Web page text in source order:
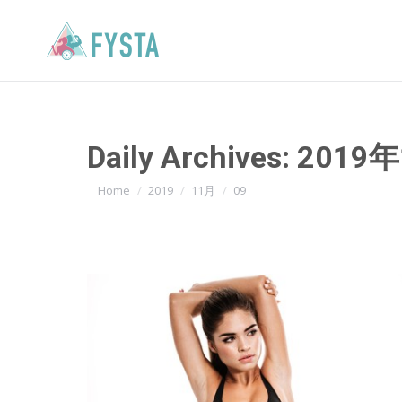
Daily Archives: 2019
You are here:
Home 2019 11月 09